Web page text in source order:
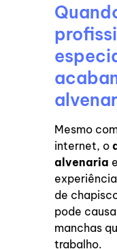
Mesmo
internet, o
alvenaria
de
pode
manchas
trabalho.